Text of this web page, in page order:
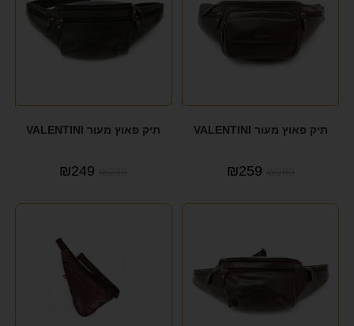
תיק פאוץ מעור VALENTINI
₪299
₪259
תיק פאוץ מעור VALENTINI
₪299
₪249